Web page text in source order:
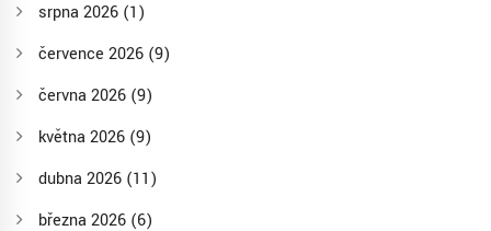
srpna 2026 (1)
července 2026 (9)
června 2026 (9)
května 2026 (9)
dubna 2026 (11)
března 2026 (6)